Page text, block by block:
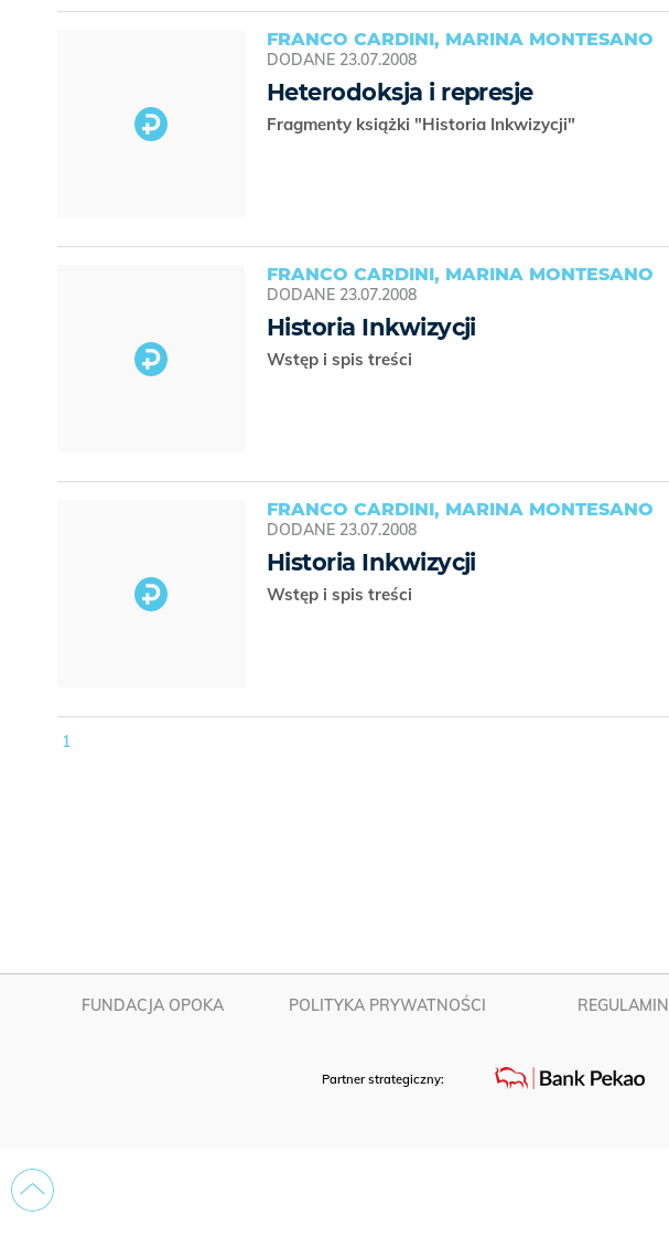
FRANCO CARDINI, MARINA MONTESANO
DODANE 23.07.2008
Heterodoksja i represje
Fragmenty książki "Historia Inkwizycji"
FRANCO CARDINI, MARINA MONTESANO
DODANE 23.07.2008
Historia Inkwizycji
Wstęp i spis treści
FRANCO CARDINI, MARINA MONTESANO
DODANE 23.07.2008
Historia Inkwizycji
Wstęp i spis treści
1
FUNDACJA OPOKA POLITYKA PRYWATNOŚCI REGULAMIN
Partner strategiczny: